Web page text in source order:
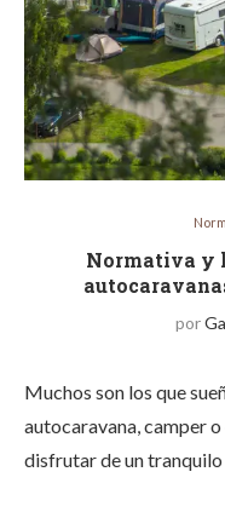
Normativa y
por
Muchos son los que
autocaravana, camper o
disfrutar de un